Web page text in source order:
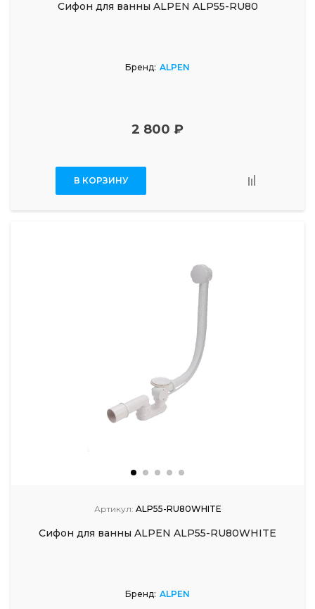
Сифон для ванны ALPEN ALP55-RU80
Бренд: ALPEN
2 800 ₽
В КОРЗИНУ
Артикул: ALP55-RU80WHITE
Сифон для ванны ALPEN ALP55-RU80WHITE
Бренд: ALPEN